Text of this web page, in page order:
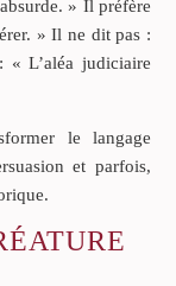
» Il préfère
» Il ne dit pas :
« L’aléa judiciaire
le langage
et parfois,